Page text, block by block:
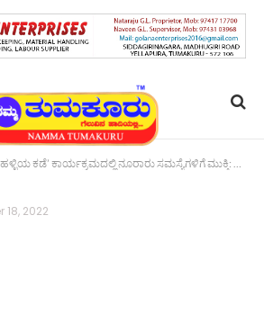
ಕಾರ್ಯಕ್ರಮದಲ್ಲಿ ನೂರಾರು ಸಮಸ್ಯೆಗಳಿಗೆ ಮುಕ್ತಿ: ತಹಶೀಲ್ದಾರ್ ನಾಹಿದಾ ಜಮ್ ಜಮ್
18, 2022